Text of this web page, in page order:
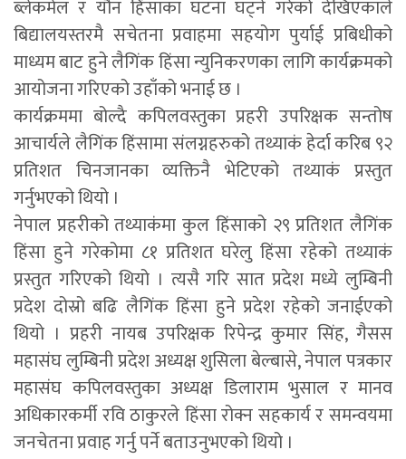
ब्लेकमेल र यौन हिंसाका घटना घट्ने गरेको देखिएकाले
बिद्यालयस्तरमै सचेतना प्रवाहमा सहयोग पुर्याई प्रबिधीको
माध्यम बाट हुने लैगिंक हिंसा न्युनिकरणका लागि कार्यक्रमको
आयोजना गरिएको उहाँको भनाई छ ।
कार्यक्रममा बोल्दै कपिलवस्तुका प्रहरी उपरिक्षक सन्तोष
आचार्यले लैगिंक हिंसामा संलग्नहरुको तथ्याकं हेर्दा करिब ९२
प्रतिशत चिनजानका व्यक्तिनै भेटिएको तथ्याकं प्रस्तुत
गर्नुभएको थियो ।
नेपाल प्रहरीको तथ्याकंमा कुल हिंसाको २९ प्रतिशत लैगिंक
हिंसा हुने गरेकोमा ८१ प्रतिशत घरेलु हिंसा रहेको तथ्याकं
प्रस्तुत गरिएको थियो । त्यसै गरि सात प्रदेश मध्ये लुम्बिनी
प्रदेश दोस्रो बढि लैगिंक हिंसा हुने प्रदेश रहेको जनाईएको
थियो । प्रहरी नायब उपरिक्षक रिपेन्द्र कुमार सिंह, गैसस
महासंघ लुम्बिनी प्रदेश अध्यक्ष शुसिला बेल्बासे, नेपाल पत्रकार
महासंघ कपिलवस्तुका अध्यक्ष डिलाराम भुसाल र मानव
अधिकारकर्मी रवि ठाकुरले हिंसा रोक्न सहकार्य र समन्वयमा
जनचेतना प्रवाह गर्नु पर्ने बताउनुभएको थियो ।